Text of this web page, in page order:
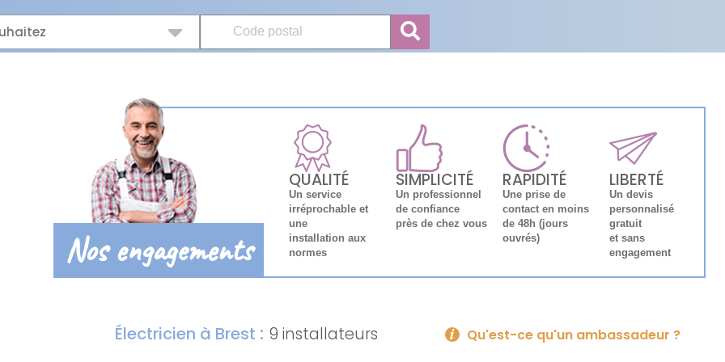
Nos engagements
QUALITÉ
Un service
irréprochable et
une
installation aux
normes
SIMPLICITÉ
Un professionnel
de confiance
près de chez vous
RAPIDITÉ
Une prise de
contact en moins
de 48h (jours
ouvrés)
LIBERTÉ
Un devis
personnalisé
gratuit
et sans
engagement
Électricien à Brest : 9 installateurs Qu'est-ce qu'un ambassadeur ?